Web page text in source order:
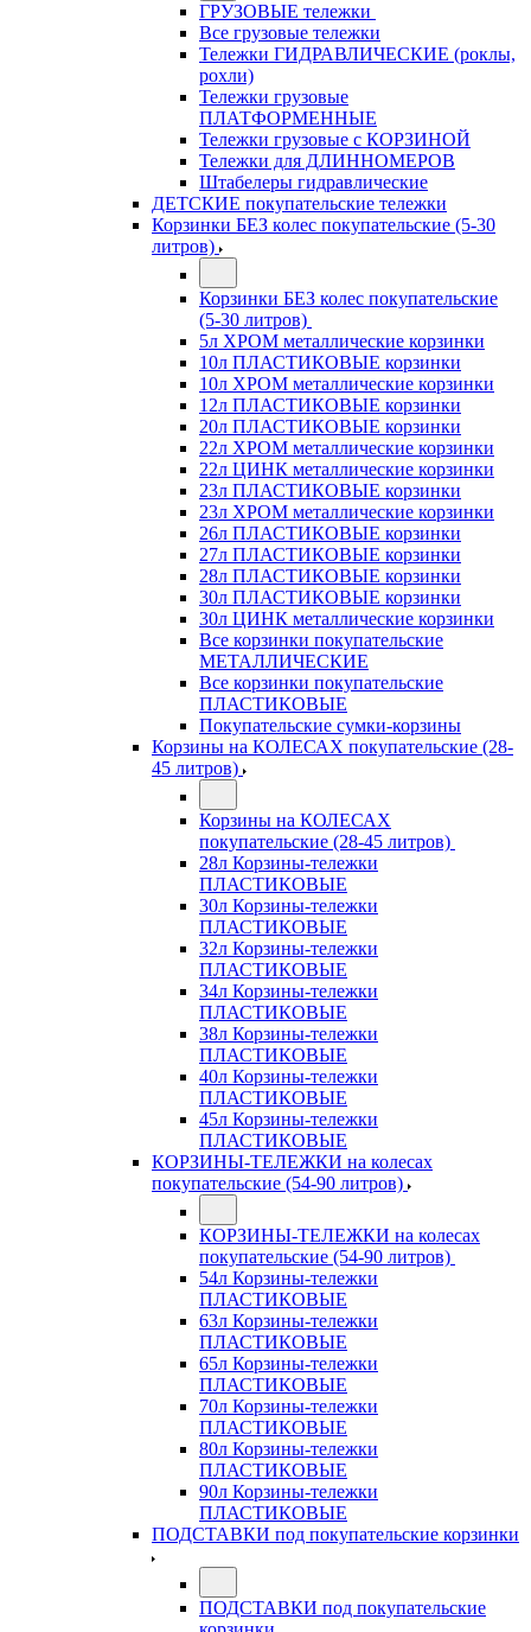
ГРУЗОВЫЕ тележки
Все грузовые тележки
Тележки ГИДРАВЛИЧЕСКИЕ (роклы,
рохли)
Тележки грузовые
ПЛАТФОРМЕННЫЕ
Тележки грузовые с КОРЗИНОЙ
Тележки для ДЛИННОМЕРОВ
Штабелеры гидравлические
ДЕТСКИЕ покупательские тележки
Корзинки БЕЗ колес покупательские (5-30
литров)
Корзинки БЕЗ колес покупательские
(5-30 литров)
5л ХРОМ металлические корзинки
10л ПЛАСТИКОВЫЕ корзинки
10л ХРОМ металлические корзинки
12л ПЛАСТИКОВЫЕ корзинки
20л ПЛАСТИКОВЫЕ корзинки
22л ХРОМ металлические корзинки
22л ЦИНК металлические корзинки
23л ПЛАСТИКОВЫЕ корзинки
23л ХРОМ металлические корзинки
26л ПЛАСТИКОВЫЕ корзинки
27л ПЛАСТИКОВЫЕ корзинки
28л ПЛАСТИКОВЫЕ корзинки
30л ПЛАСТИКОВЫЕ корзинки
30л ЦИНК металлические корзинки
Все корзинки покупательские
МЕТАЛЛИЧЕСКИЕ
Все корзинки покупательские
ПЛАСТИКОВЫЕ
Покупательские сумки-корзины
Корзины на КОЛЕСАХ покупательские (28-
45 литров)
Корзины на КОЛЕСАХ
покупательские (28-45 литров)
28л Корзины-тележки
ПЛАСТИКОВЫЕ
30л Корзины-тележки
ПЛАСТИКОВЫЕ
32л Корзины-тележки
ПЛАСТИКОВЫЕ
34л Корзины-тележки
ПЛАСТИКОВЫЕ
38л Корзины-тележки
ПЛАСТИКОВЫЕ
40л Корзины-тележки
ПЛАСТИКОВЫЕ
45л Корзины-тележки
ПЛАСТИКОВЫЕ
КОРЗИНЫ-ТЕЛЕЖКИ на колесах
покупательские (54-90 литров)
КОРЗИНЫ-ТЕЛЕЖКИ на колесах
покупательские (54-90 литров)
54л Корзины-тележки
ПЛАСТИКОВЫЕ
63л Корзины-тележки
ПЛАСТИКОВЫЕ
65л Корзины-тележки
ПЛАСТИКОВЫЕ
70л Корзины-тележки
ПЛАСТИКОВЫЕ
80л Корзины-тележки
ПЛАСТИКОВЫЕ
90л Корзины-тележки
ПЛАСТИКОВЫЕ
ПОДСТАВКИ под покупательские корзинки
ПОДСТАВКИ под покупательские